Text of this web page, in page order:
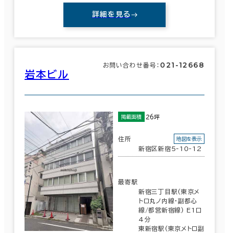
詳細を見る
岩本ビル
お問い合わせ番号： 021-12668
掲載面積 26坪
住所
新宿区新宿5-10-12
地図を表示
最寄駅
新宿三丁目駅(東京メ
トロ丸ノ内線･副都心
線/都営新宿線) E1口
4分
東新宿駅(東京メトロ副